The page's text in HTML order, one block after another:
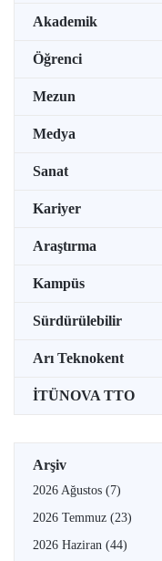
Akademik
Öğrenci
Mezun
Medya
Sanat
Kariyer
Araştırma
Kampüs
Sürdürülebilir
Arı Teknokent
İTÜNOVA TTO
Arşiv
2026 Ağustos (7)
2026 Temmuz (23)
2026 Haziran (44)